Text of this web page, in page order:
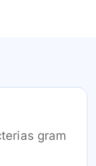
gram